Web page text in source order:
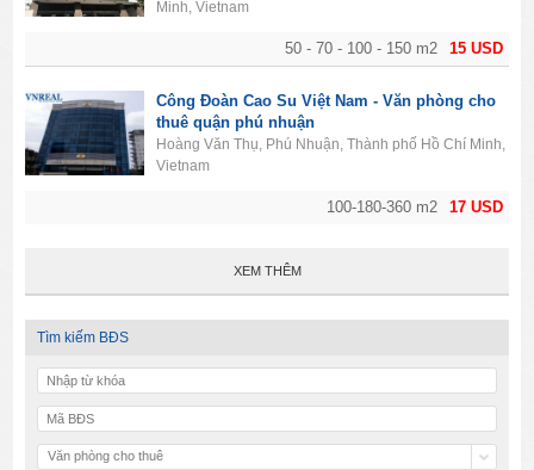
15 USD
50 - 70 - 100 - 150 m2
Minh, Vietnam
17 USD
100-180-360 m2
Công Đoàn Cao Su Việt Nam - Văn phòng cho
thuê quận phú nhuận
Hoàng Văn Thụ, Phú Nhuận, Thành phố Hồ Chí Minh,
Vietnam
XEM THÊM
Tìm kiếm BĐS
Văn phòng cho thuê